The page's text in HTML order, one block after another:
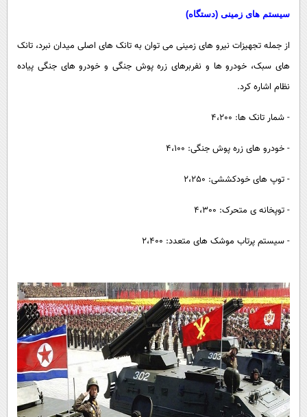
سیستم های زمینی (دستگاه)
از جمله تجهیزات نیرو های زمینی می توان به تانک های اصلی میدان نبرد، تانک
های سبک، خودرو ها و نفربرهای زره پوش جنگی و خودرو های جنگی پیاده
نظام اشاره کرد.
- شمار تانک ها: 4،200
- خودرو های زره پوش جنگی: 4،100
- توپ های خودکششی: 2،250
- توپخانه ی متحرک: 4،300
- سیستم پرتاب موشک های متعدد: 2،400